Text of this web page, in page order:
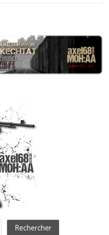
Rechercher